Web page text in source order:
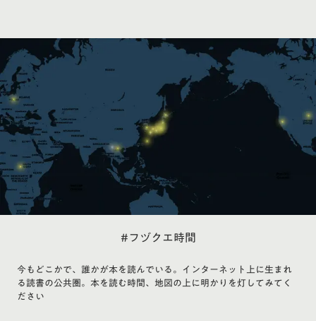
#フヅクエ時間
今もどこかで、誰かが本を読んでいる。インターネット上に生まれ
る読書の公共圏。本を読む時間、地図の上に明かりを灯してみてく
ださい